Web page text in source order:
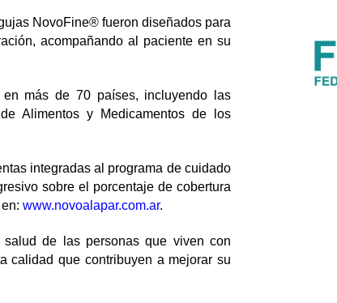
NovoFine® fueron diseñados para
acompañando al paciente en su
más de 70 países, incluyendo las
Alimentos y Medicamentos de los
integradas al programa de cuidado
sobre el porcentaje de cobertura
www.novoalapar.com.ar.
de las personas que viven con
calidad que contribuyen a mejorar su